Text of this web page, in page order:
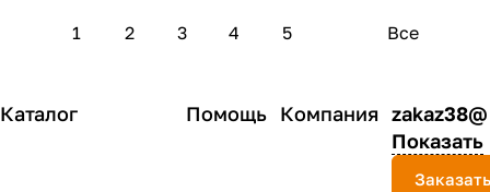
1 2 3 4 5 Все
Каталог Помощь Компания zakaz38@
Показать